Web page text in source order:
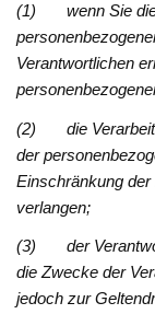
(1) wenn Sie die
Verantwortlichen
(2) die
der
Einschränkung
verlangen;
(3) der
die Zwecke der
jedoch zur